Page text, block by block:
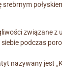
związane z
podczas
nazywany jest